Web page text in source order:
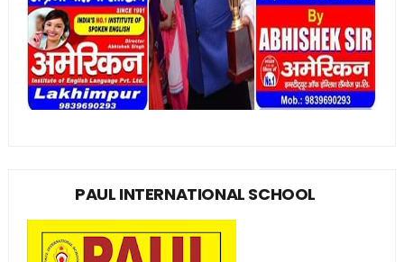
PAUL INTERNATIONAL SCHOOL